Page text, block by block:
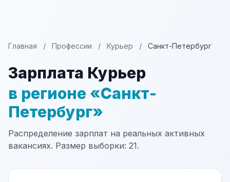
Главная / Профессии / Курьер / Санкт-Петербург
Зарплата Курьер
в регионе «Санкт-
Петербург»
Распределение зарплат на реальных активных
вакансиях. Размер выборки: 21.